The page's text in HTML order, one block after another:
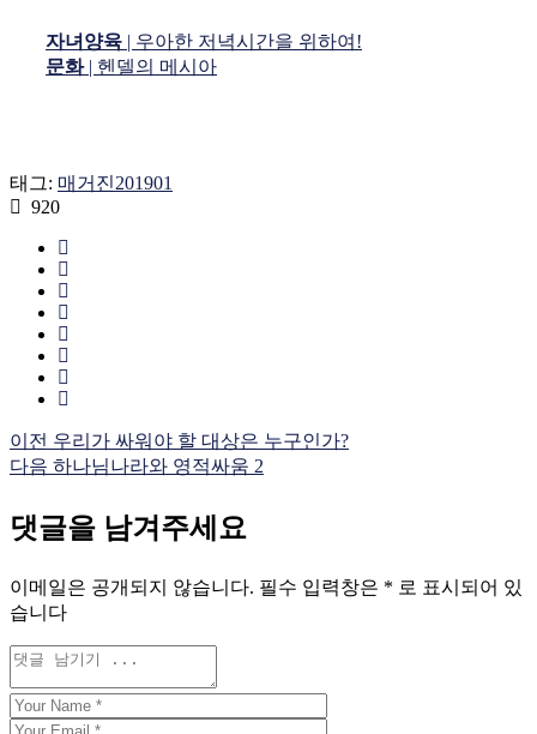
자녀양육 | 우아한 저녁시간을 위하여!
문화| 헨델의 메시아
태그: 매거진201901
920
이전 우리가 싸워야 할 대상은 누구인가?
다음 하나님나라와 영적싸움 2
댓글을 남겨주세요
이메일은 공개되지 않습니다. 필수 입력창은 * 로 표시되어 있
습니다